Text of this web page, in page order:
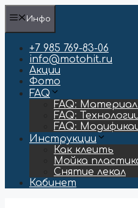
Перейти
содержимому
Инфо
+7 985 769-83-06
info@motohit.ru
Акции
Фото
FAQ
FAQ:
FAQ:
FAQ:
Инструкции
Как клеить
Мойка
Снятие лекал
Кабинет